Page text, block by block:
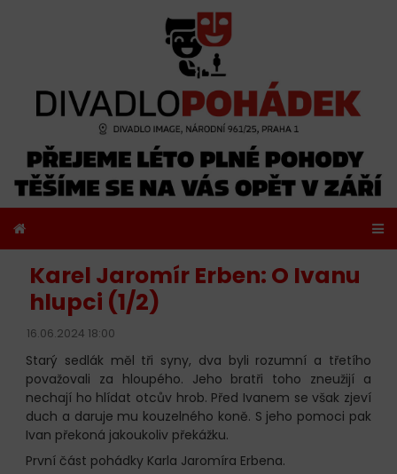
Karel Jaromír Erben: O Ivanu
hlupci (1/2)
16.06.2024 18:00
Starý sedlák měl tři syny, dva byli rozumní a třetího
považovali za hloupého. Jeho bratři toho zneužijí a
nechají ho hlídat otcův hrob. Před Ivanem se však zjeví
duch a daruje mu kouzelného koně. S jeho pomoci pak
Ivan překoná jakoukoliv překážku.
První část pohádky Karla Jaromíra Erbena.